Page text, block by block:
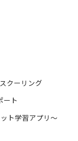
スクーリング
ート
ト学習アプリ～